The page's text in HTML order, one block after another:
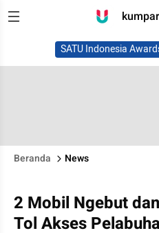
SATU Indonesia
Beranda News
2 Mobil Ngebut
Tol Akses